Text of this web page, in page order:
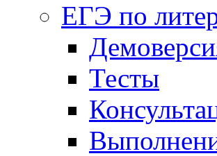
ЕГЭ по
Тесты